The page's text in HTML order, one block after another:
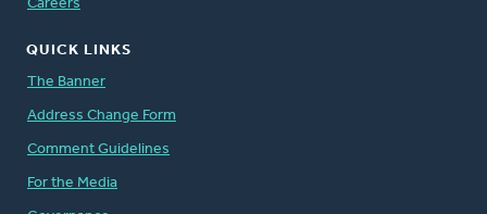
Careers
QUICK LINKS
The Banner
Address Change Form
Comment Guidelines
For the Media